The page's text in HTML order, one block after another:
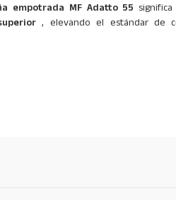
empotrada MF Adatto 55
, elevando el estándar de